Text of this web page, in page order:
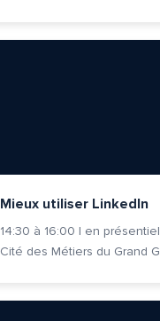
Mieux utiliser LinkedIn
14:30 à 16:00 | en présentiel